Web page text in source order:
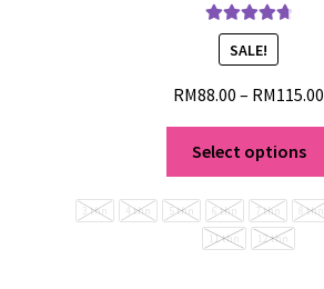
Rated4.80
out of 5
SALE!
RM88.00 – RM115.00
Select options
3 thn 4 thn 5 thn 6 thn 7 thn 8 thn
11 thn
12 thn